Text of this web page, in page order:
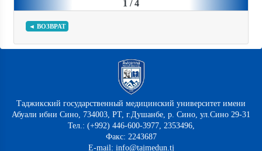
1 / 4
◄ ВОЗВРАТ
Таджикский государственный медицинский университет имени
Абуали ибни Сино, 734003, РТ, г.Душанбе, р. Сино, ул.Сино 29-31
Тел.: (+992) 446-600-3977, 2353496,
Факс: 2243687
E-mail: info@tajmedun.tj